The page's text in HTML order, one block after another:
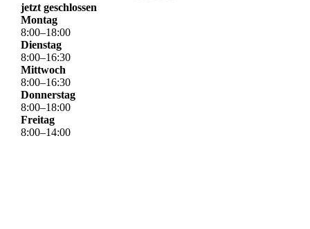
jetzt geschlossen
Montag
8:00–18:00
Dienstag
8:00–16:30
Mittwoch
8:00–16:30
Donnerstag
8:00–18:00
Freitag
8:00–14:00